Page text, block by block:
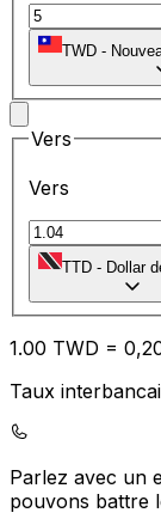
TWD -
Vers
Vers
TTD - Dollar
1.00 TWD = 0,
Taux
Parlez avec un
pouvons battre